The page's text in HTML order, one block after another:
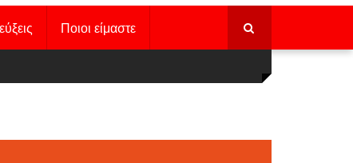
Ποιοι είμαστε